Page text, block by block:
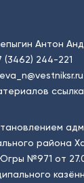
Антон
(3462) 244-221
района
№971 от